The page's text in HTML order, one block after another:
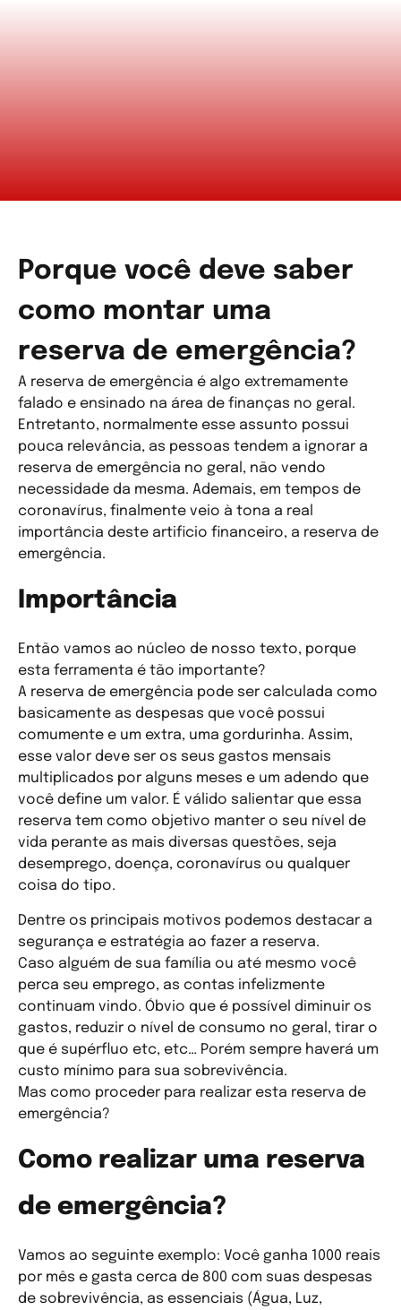
Porque você deve saber
como montar uma
reserva de emergência?
A reserva de emergência é algo extremamente
falado e ensinado na área de finanças no geral.
Entretanto, normalmente esse assunto possui
pouca relevância, as pessoas tendem a ignorar a
reserva de emergência no geral, não vendo
necessidade da mesma. Ademais, em tempos de
coronavírus, finalmente veio à tona a real
importância deste artificio financeiro, a reserva de
emergência.
Importância
Então vamos ao núcleo de nosso texto, porque
esta ferramenta é tão importante?
A reserva de emergência pode ser calculada como
basicamente as despesas que você possui
comumente e um extra, uma gordurinha. Assim,
esse valor deve ser os seus gastos mensais
multiplicados por alguns meses e um adendo que
você define um valor. É válido salientar que essa
reserva tem como objetivo manter o seu nível de
vida perante as mais diversas questões, seja
desemprego, doença, coronavírus ou qualquer
coisa do tipo.
Dentre os principais motivos podemos destacar a
segurança e estratégia ao fazer a reserva.
Caso alguém de sua família ou até mesmo você
perca seu emprego, as contas infelizmente
continuam vindo. Óbvio que é possível diminuir os
gastos, reduzir o nível de consumo no geral, tirar o
que é supérfluo etc, etc… Porém sempre haverá um
custo mínimo para sua sobrevivência.
Mas como proceder para realizar esta reserva de
emergência?
Como realizar uma reserva
de emergência?
Vamos ao seguinte exemplo: Você ganha 1000 reais
por mês e gasta cerca de 800 com suas despesas
de sobrevivência, as essenciais (Água, Luz,